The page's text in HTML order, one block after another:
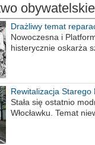
obywatelskie
Drażliwy temat
Nowoczesna i
histerycznie oskarża
Rewitalizacja Starego
Stała się ostatnio
Włocławku. Temat